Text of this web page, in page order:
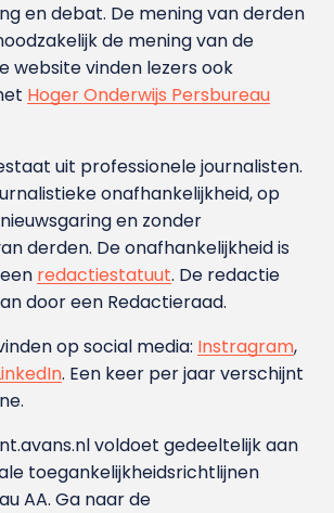
en debat. De mening van derden
de mening van de
website vinden lezers ook
Hoger Onderwijs Persbureau
uit professionele journalisten.
onafhankelijkheid, op
en zonder
derden. De onafhankelijkheid is
redactiestatuut. De redactie
door een Redactieraad.
op social media: Instragram,
. Een keer per jaar verschijnt
voldoet gedeeltelijk aan
toegankelijkheidsrichtlijnen
AA. Ga naar de